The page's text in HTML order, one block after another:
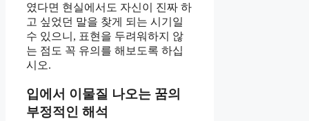
였다면 현실에서도 자신이 진짜 하
고 싶었던 말을 찾게 되는 시기일
수 있으니, 표현을 두려워하지 않
는 점도 꼭 유의를 해보도록 하십
시오.
입에서 이물질 나오는 꿈의
부정적인 해석